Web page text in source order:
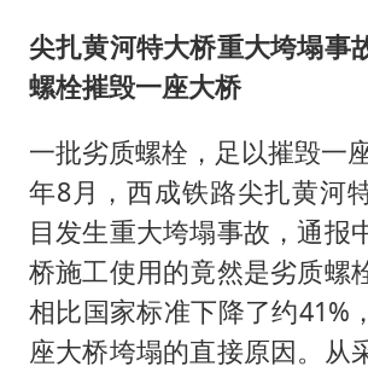
尖扎黄河特大桥重大垮塌事
螺栓摧毁一座大桥
一批劣质螺栓，足以摧毁一
年8月，西成铁路尖扎黄河
目发生重大垮塌事故，通报
桥施工使用的竟然是劣质螺
相比国家标准下降了约41%
座大桥垮塌的直接原因。从